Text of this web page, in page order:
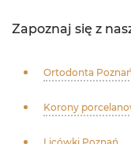
Zapoznaj się z
Ortodonta Poznań
Korony